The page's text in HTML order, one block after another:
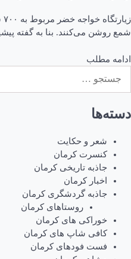
شمع روشن می‌کنند. بنا به گفته
ادامه مطلب
برای:
دسته‌ها
شعر و حکایت
کنسرت کرمان
جاذبه تاریخی کرمان
اخبار کرمان
جاذبه گردشگری کرمان
روستاهای کرمان
خوراکی های کرمان
کافی شاپ های کرمان
فست فودهای کرمان